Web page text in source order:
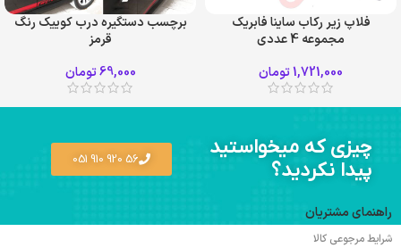
فلاپ زیر رکاب ساینا فابریک
مجموعه 4 عددی
1,721,000تومان
برچسب دستگیره درب کوییک رنگ
قرمز
69,000تومان
چیزی که میخواستید
پیدا نکردید؟
56 920 910 051
راهنمای مشتریان
شرایط مرجوعی کالا